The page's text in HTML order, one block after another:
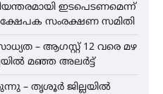
ഇടപെടണമെന്ന്
സംരക്ഷണ സമിതി
– ആഗസ്റ്റ് 12 വരെ മഴ
മഞ്ഞ അലർട്ട്
– തൃശൂർ ജില്ലയിൽ